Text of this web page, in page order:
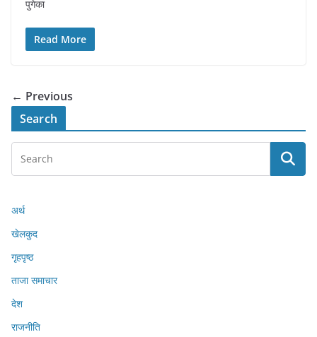
पुगेका
Read More
← Previous
Search
अर्थ
खेलकुद
गृहपृष्ठ
ताजा समाचार
देश
राजनीति